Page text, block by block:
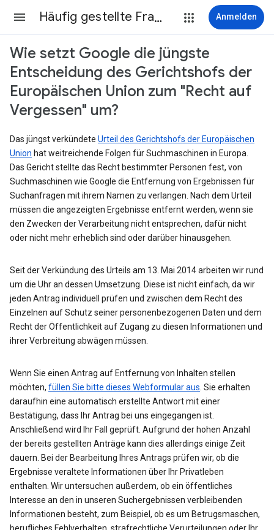
Häufig gestellte Fragen Anmelden
Wie setzt Google die jüngste
Entscheidung des Gerichtshofs der
Europäischen Union zum "Recht auf
Vergessen" um?
Das jüngst verkündete Urteil des Gerichtshofs der Europäischen
Union hat weitreichende Folgen für Suchmaschinen in Europa.
Das Gericht stellte das Recht bestimmter Personen fest, von
Suchmaschinen wie Google die Entfernung von Ergebnissen für
Suchanfragen mit ihrem Namen zu verlangen. Nach dem Urteil
müssen die angezeigten Ergebnisse entfernt werden, wenn sie
den Zwecken der Verarbeitung nicht entsprechen, dafür nicht
oder nicht mehr erheblich sind oder darüber hinausgehen.
Seit der Verkündung des Urteils am 13. Mai 2014 arbeiten wir rund
um die Uhr an dessen Umsetzung. Diese ist nicht einfach, da wir
jeden Antrag individuell prüfen und zwischen dem Recht des
Einzelnen auf Schutz seiner personenbezogenen Daten und dem
Recht der Öffentlichkeit auf Zugang zu diesen Informationen und
ihrer Verbreitung abwägen müssen.
Wenn Sie einen Antrag auf Entfernung von Inhalten stellen
möchten, füllen Sie bitte dieses Webformular aus . Sie erhalten
daraufhin eine automatisch erstellte Antwort mit einer
Bestätigung, dass Ihr Antrag bei uns eingegangen ist.
Anschließend wird Ihr Fall geprüft. Aufgrund der hohen Anzahl
der bereits gestellten Anträge kann dies allerdings einige Zeit
dauern. Bei der Bearbeitung Ihres Antrags prüfen wir, ob die
Ergebnisse veraltete Informationen über Ihr Privatleben
enthalten. Wir untersuchen außerdem, ob ein öffentliches
Interesse an den in unseren Suchergebnissen verbleibenden
Informationen besteht, zum Beispiel, ob es um Betrugsmaschen,